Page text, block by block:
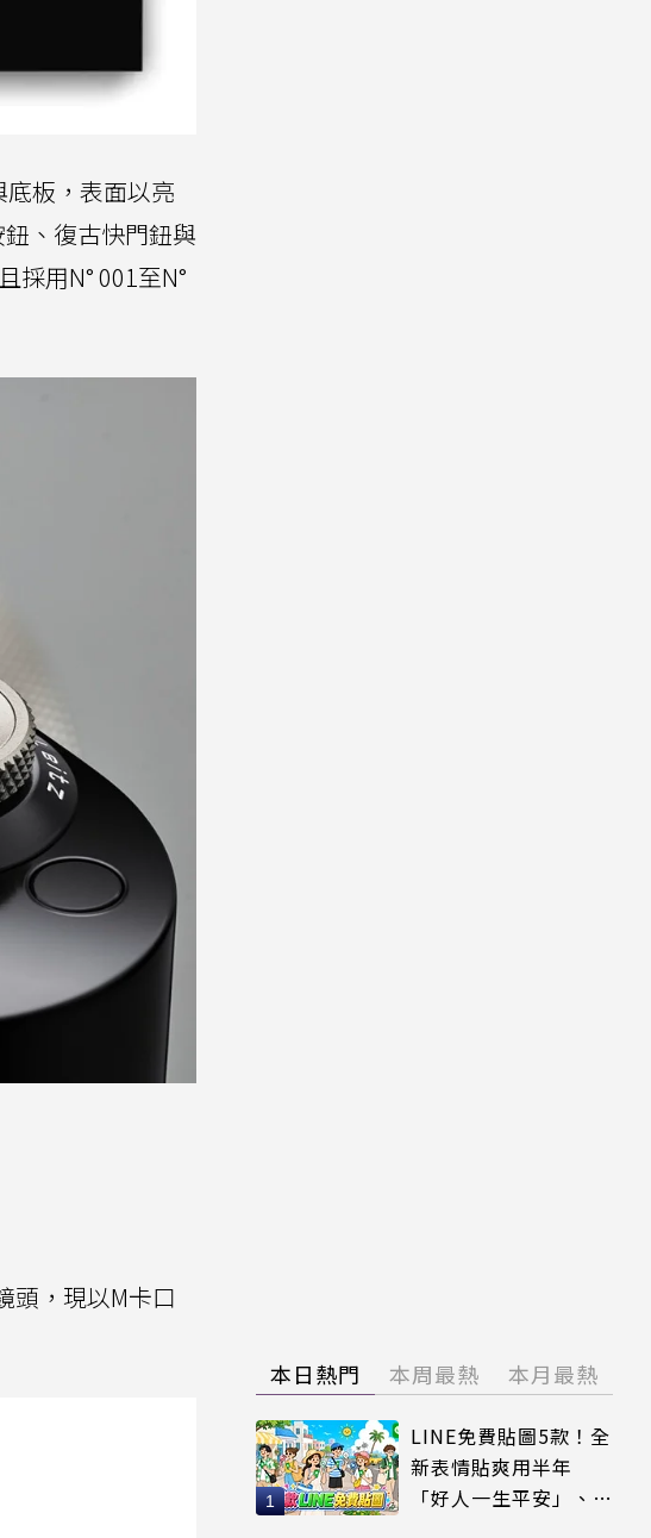
板，表面以亮
、復古快門鈕與
用N° 001至N°
頭，現以M卡口
本日熱門 本周最熱 本月最熱
LINE免費貼圖5款！全
新表情貼爽用半年
「好人一生平安」、